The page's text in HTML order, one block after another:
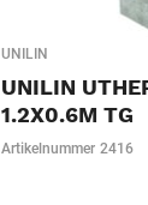
UNILIN
UNILIN
1.2X0.6M TG
Artikelnummer 2416